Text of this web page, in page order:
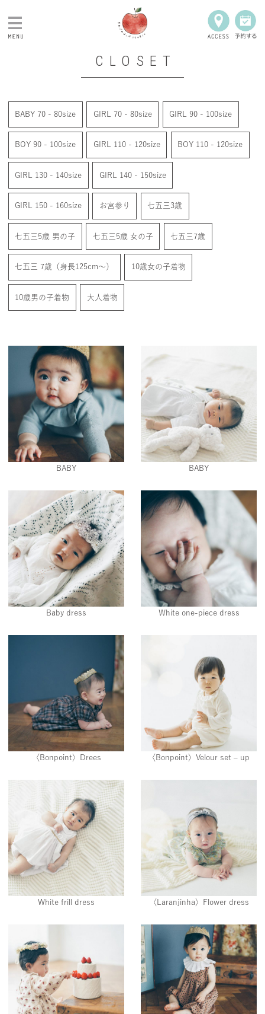
NEWS
PLAN
CLOSET
GALLERY
会社概要
CLOSET
BABY 70 - 80size GIRL 70 - 80size GIRL 90 - 100size
BOY 90 - 100size GIRL 110 - 120size BOY 110 - 120size
GIRL 130 - 140size GIRL 140 - 150size
GIRL 150 - 160size お宮参り 七五三3歳
七五三5歳 男の子 七五三5歳 女の子 七五三7歳
七五三 7歳（身長125cm〜） 10歳女の子着物
10歳男の子着物 大人着物
BABY BABY
Baby dress White one-piece dress
〈Bonpoint〉Drees 〈Bonpoint〉Velour set – up
White frill dress 〈Laranjinha〉Flower dress